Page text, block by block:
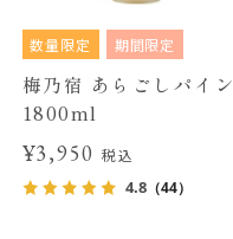
数量限定 期間限定
梅乃宿 あらごしパイン
1800ml
¥3,950税込
4.8（44）